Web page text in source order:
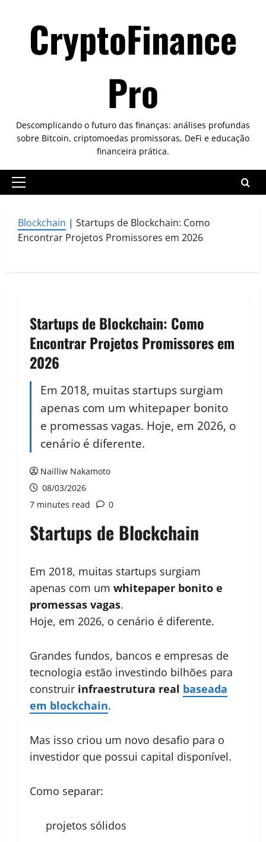
contentCryptoFinance
Pro
Descomplicando o futuro das finanças: análises profundas
sobre Bitcoin, criptomoedas promissoras, DeFi e educação
financeira prática.
Primary
Blockchain | Startups de Blockchain: Como
Encontrar Projetos Promissores em 2026
Startups de Blockchain: Como
Encontrar Projetos Promissores em
2026
Em 2018, muitas startups surgiam
apenas com um whitepaper bonito
e promessas vagas. Hoje, em 2026, o
cenário é diferente.
Nailliw Nakamoto
08/03/2026
7 minutes read
0
Startups de Blockchain
Em 2018, muitas startups surgiam
apenas com um whitepaper bonito e
promessas vagas.
Hoje, em 2026, o cenário é diferente.
Grandes fundos, bancos e empresas de
tecnologia estão investindo bilhões para
construir infraestrutura real baseada
em blockchain.
Mas isso criou um novo desafio para o
investidor que possui capital disponível.
Como separar:
projetos sólidos